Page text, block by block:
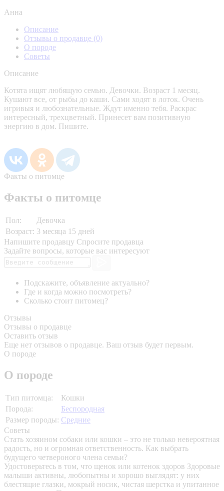
Анна
Описание
Отзывы о продавце (0)
О породе
Советы
Описание
Котята ищят любящую семью. Девочки. Возраст 1 месяц.
Кушают все, от рыбы до каши. Сами ходят в лоток. Очень
игривыя и любознательные. Ждут именно тебя. Раскрас
интересный, трехцветный. Принесет вам позитивную
энергию в дом. Пишите.
Факты о питомце
Факты о питомце
Пол:
Девочка
Возраст: 3 месяца 15 дней
Напишите продавцу Спросите продавца
Задайте вопросы, которые вас интересуют
Подскажите, объявление актуально?
Где и когда можно посмотреть?
Сколько стоит питомец?
Отзывы
Отзывы о продавце
Оставить отзыв
Еще нет отзывов о продавце. Ваш отзыв будет первым.
О породе
О породе
Тип питомца:
Кошки
Порода:
Беспородная
Размер породы: Средние
Советы
Стать хозяином собаки или кошки – это не только невероятная
радость, но и огромная ответственность. Как выбрать
будущего четвероного члена семьи?
Удостоверьтесь в том, что щенок или котенок здоров Здоровые
малыши активны, любопытны и хорошо выглядят: у них
блестящие глазки, мокрый носик, чистая шерстка и упитанное